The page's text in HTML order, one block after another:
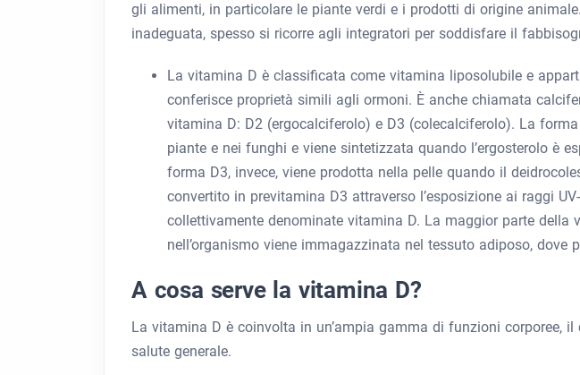
gli alimenti, in particolare le piante verdi e i prodotti di origine
inadeguata, spesso si ricorre agli integratori per soddisfare il
La vitamina D è classificata come vitamina liposolubile e
conferisce proprietà simili agli ormoni. È anche chiamata
vitamina D: D2 (ergocalciferolo) e D3 (colecalciferolo). La
piante e nei funghi e viene sintetizzata quando l’ergosterolo è
forma D3, invece, viene prodotta nella pelle quando il
convertito in previtamina D3 attraverso l’esposizione ai raggi
collettivamente denominate vitamina D. La maggior parte della
nell’organismo viene immagazzinata nel tessuto adiposo, dove
A cosa serve la vitamina D?
La vitamina D è coinvolta in un’ampia gamma di funzioni corporee,
salute generale.